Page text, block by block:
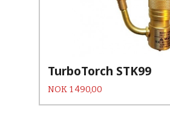
TurboTorch STK99
Pris
NOK 1 490,00